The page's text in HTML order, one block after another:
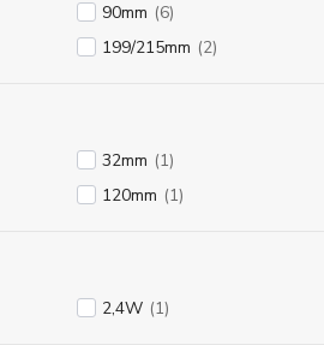
90mm (6)
199/215mm (2)
32mm (1)
120mm (1)
2,4W (1)